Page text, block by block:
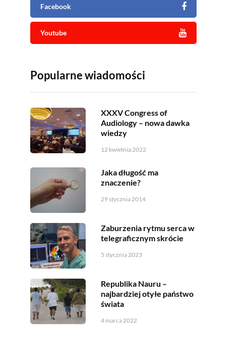
Facebook
Youtube
Popularne wiadomości
XXXV Congress of
Audiology – nowa dawka
wiedzy
12 kwietnia 2022
Jaka długość ma
znaczenie?
29 stycznia 2014
Zaburzenia rytmu serca w
telegraficznym skrócie
5 stycznia 2023
Republika Nauru –
najbardziej otyłe państwo
świata
4 marca 2022